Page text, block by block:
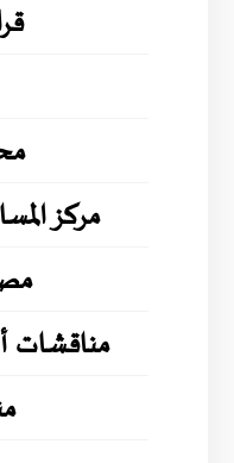
مركز
مناقشات